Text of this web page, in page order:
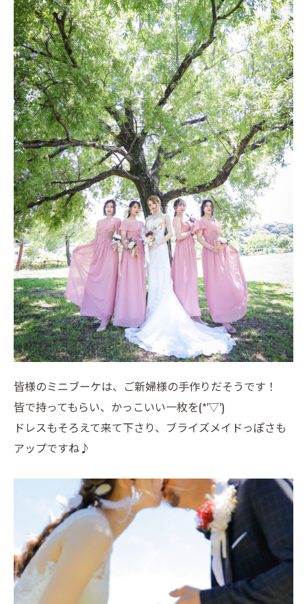
皆様のミニブーケは、ご新婦様の手作りだそうです！
皆で持ってもらい、かっこいい一枚を(*’▽’)
ドレスもそろえて来て下さり、ブライズメイドっぽさも
アップですね♪